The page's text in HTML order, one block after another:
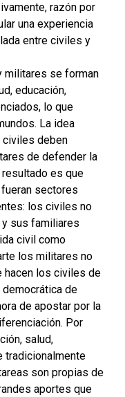
razón por
una experiencia
entre civiles y
militares se forman
educación,
lo que
La idea
civiles deben
de defender la
es que
sectores
los civiles no
sus familiares
civil como
los militares no
hacen los civiles de
de
de apostar por la
Por
salud,
tradicionalmente
son propias de
aportes que